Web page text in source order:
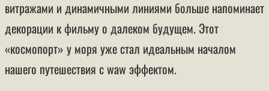
витражами и динамичными линиями больше напоминает
декорации к фильму о далеком будущем. Этот
«космопорт» у моря уже стал идеальным началом
нашего путешествия с waw эффектом.